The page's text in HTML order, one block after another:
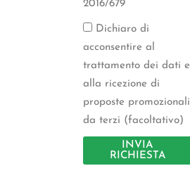
2016/679
Dichiaro di
acconsentire al
trattamento dei dati e
alla ricezione di
proposte promozionali
da terzi (facoltativo)
INVIA
RICHIESTA